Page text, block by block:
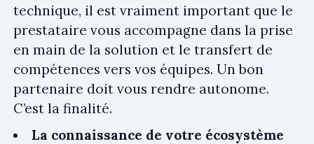
technique, il est vraiment important que le
prestataire vous accompagne dans la prise
en main de la solution et le transfert de
compétences vers vos équipes. Un bon
partenaire doit vous rendre autonome.
C’est la finalité.
La connaissance de votre écosystème